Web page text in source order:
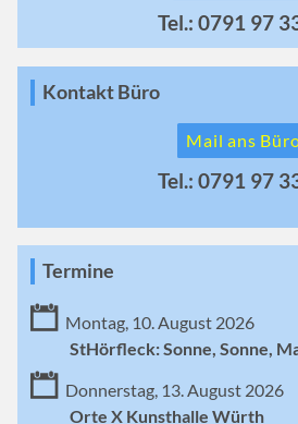
Tel.: 0791 97
Kontakt Büro
Mail ans
Tel.: 0791 97
Termine
Montag, 10. August 2026
StHörfleck: Sonne, Sonne,
Donnerstag, 13. August 2026
Orte X Kunsthalle Würth